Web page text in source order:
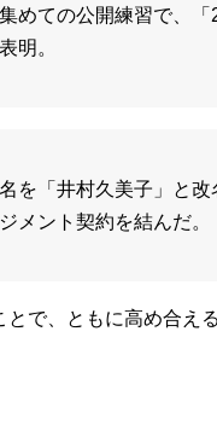
めての公開練習で、
明。
を「井村久美子」と
メント契約を結んだ。
で、ともに高め合え